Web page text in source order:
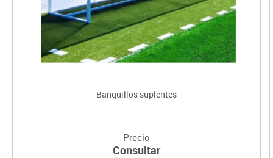
Banquillos suplentes
Precio
Consultar